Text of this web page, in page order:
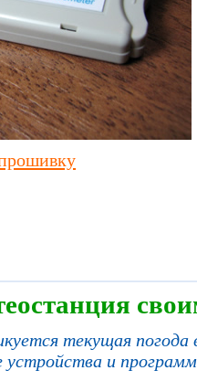
текущая
устройства и